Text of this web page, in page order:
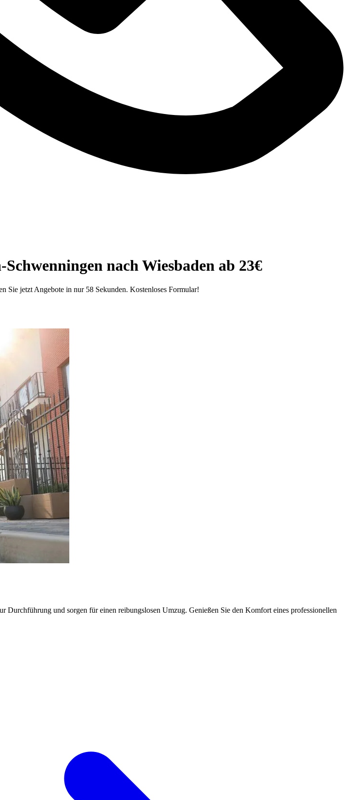
nach Wiesbaden ab 23€
Sie jetzt Angebote in nur 58 Sekunden. Kostenloses Formular!
Durchführung und sorgen für einen reibungslosen Umzug. Genießen Sie den Komfort eines professionellen